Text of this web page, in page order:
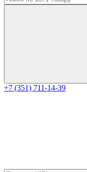
+7 (351) 711-14-39